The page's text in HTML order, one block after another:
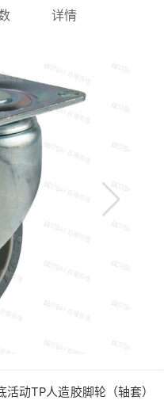
详情
动TP人造胶脚轮（轴套）